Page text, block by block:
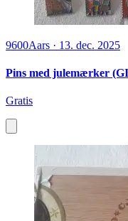
9600Aars · 13. dec. 2025
Pins med julemærker
Gratis